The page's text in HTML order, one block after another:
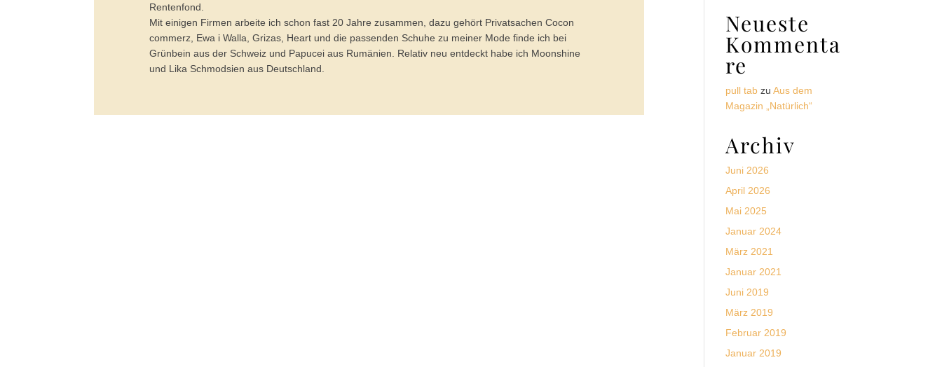
Rentenfond.
Mit einigen Firmen arbeite ich schon fast 20 Jahre zusammen, dazu gehört Privatsachen Cocon
commerz, Ewa i Walla, Grizas, Heart und die passenden Schuhe zu meiner Mode finde ich bei
Grünbein aus der Schweiz und Papucei aus Rumänien. Relativ neu entdeckt habe ich Moonshine
und Lika Schmodsien aus Deutschland.
Neueste
Kommenta
re
pull tab zuAus dem
Magazin „Natürlich“
Archiv
Juni 2026
April 2026
Mai 2025
Januar 2024
März 2021
Januar 2021
Juni 2019
März 2019
Februar 2019
Januar 2019